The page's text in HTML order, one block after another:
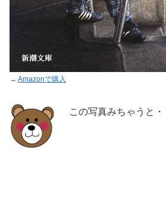
→ Amazonで購入
この写真みちゃうと